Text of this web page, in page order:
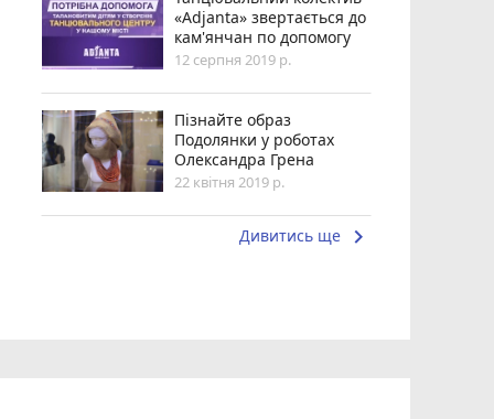
«Adjanta» звертається до
кам'янчан по допомогу
12 серпня 2019 р.
Пізнайте образ
Подолянки у роботах
Олександра Грена
22 квітня 2019 р.
Дивитись ще keyboard_arrow_right